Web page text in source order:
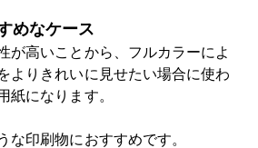
めなケース
が高いことから、フルカラーによ
よりきれいに見せたい場合に使わ
紙になります。
な印刷物におすすめです。